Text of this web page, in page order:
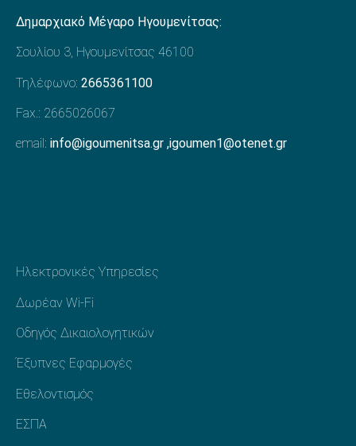
Επόμενο
Δημαρχιακό Μέγαρο Ηγουμενίτσας:
Σουλίου 3, Ηγουμενίτσας 46100
Τηλέφωνο: 2665361100
Fax.: 2665026067
email: info@igoumenitsa.gr ,igoumen1@otenet.gr
Ηλεκτρονικές Υπηρεσίες
Δωρέαν Wi-Fi
Οδηγός Δικαιολογητικών
Έξυπνες Εφαρμογές
Εθελοντισμός
ΕΣΠΑ